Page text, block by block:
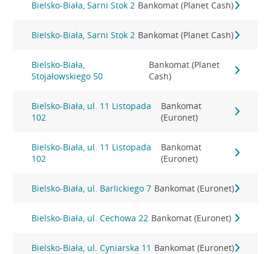
Bielsko-Biała, Sarni Stok 2 Bankomat (Planet Cash)
Bielsko-Biała, Sarni Stok 2 Bankomat (Planet Cash)
Bielsko-Biała,
Stojałowskiego 50
Bankomat (Planet
Cash)
Bielsko-Biała, ul. 11 Listopada
102
Bankomat
(Euronet)
Bielsko-Biała, ul. 11 Listopada
102
Bankomat
(Euronet)
Bielsko-Biała, ul. Barlickiego 7 Bankomat (Euronet)
Bielsko-Biała, ul. Cechowa 22 Bankomat (Euronet)
Bielsko-Biała, ul. Cyniarska 11 Bankomat (Euronet)